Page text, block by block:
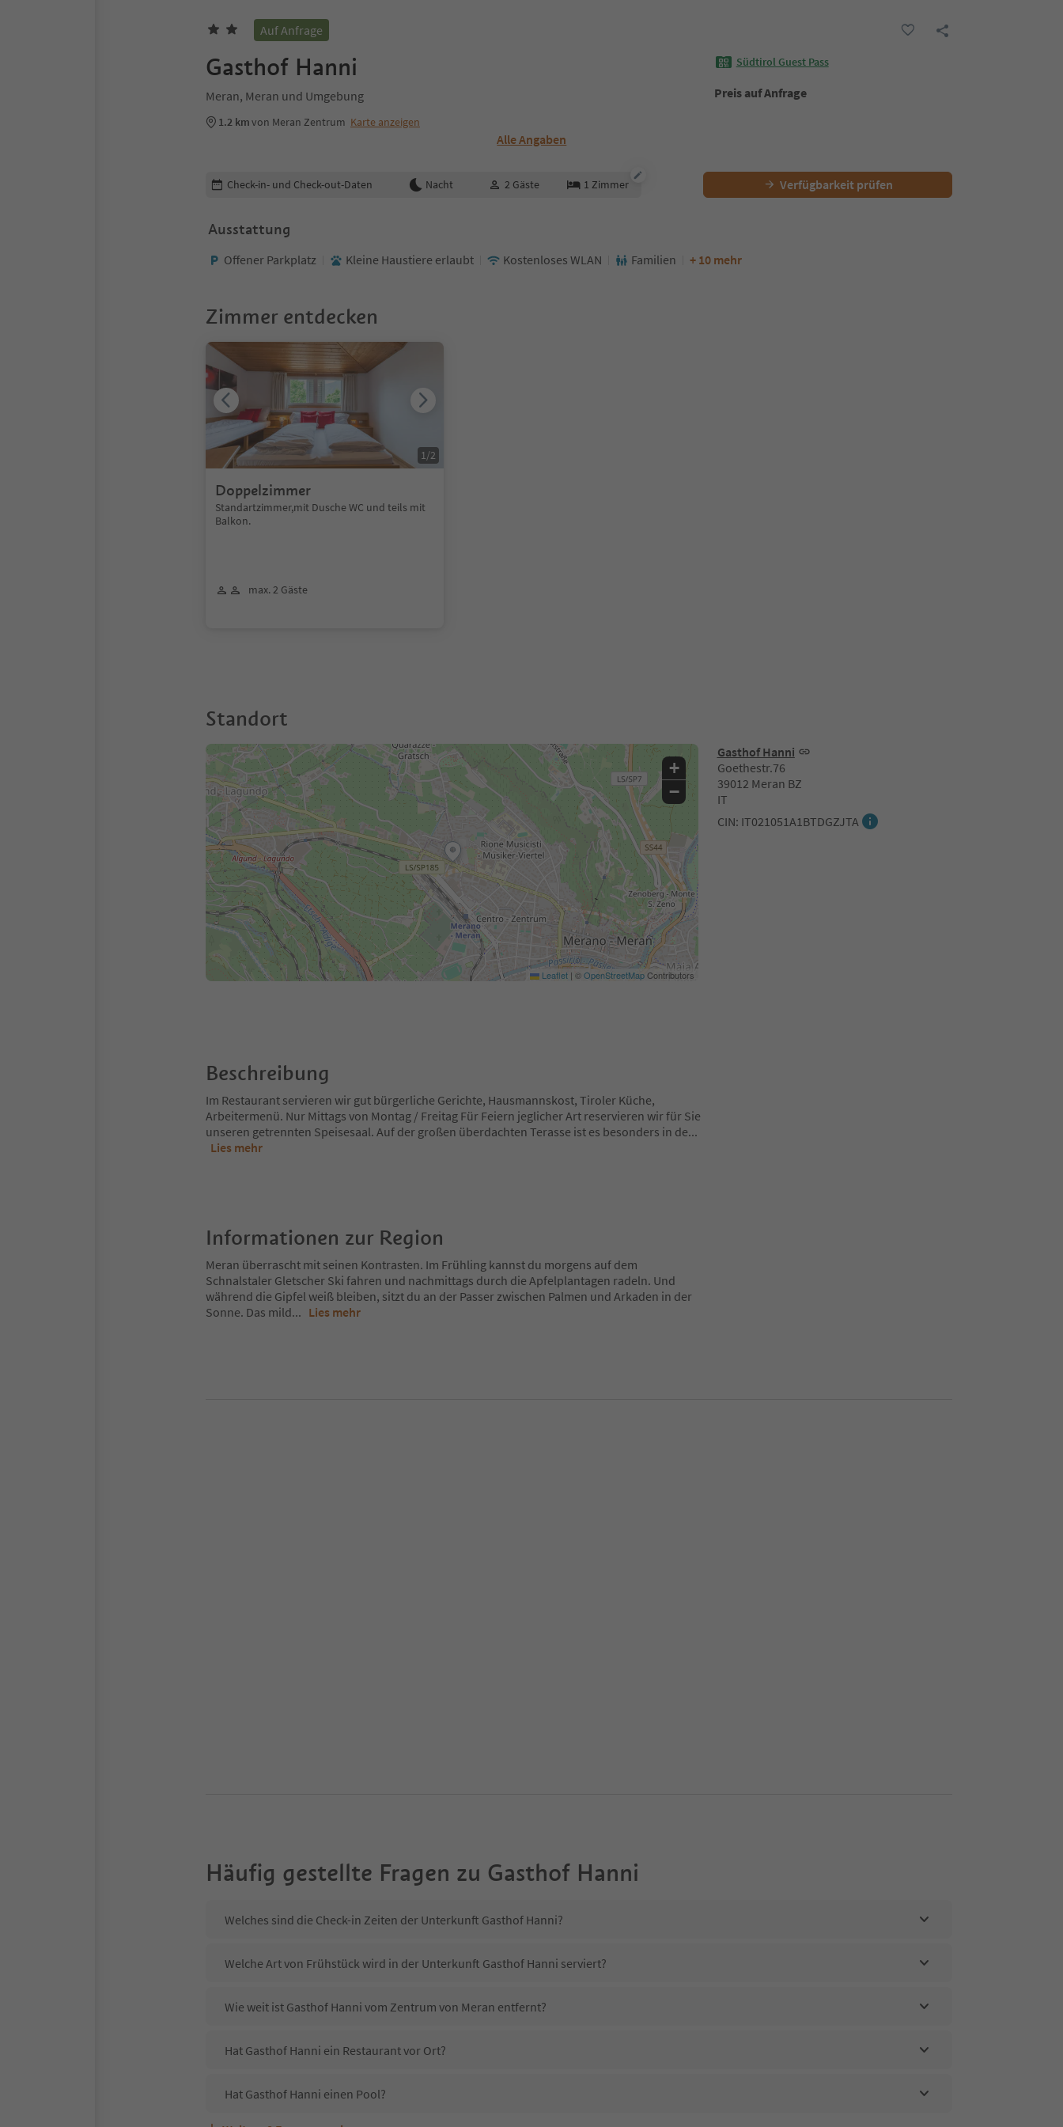
Auf Anfrage
Gasthof Hanni
Meran, Meran und Umgebung
1.2 kmvon Meran Zentrum Karte anzeigen
Alle Angaben
Südtirol Guest Pass
Preis auf Anfrage
Buchungsdetails bearbeiten
Check-in- und Check-out-Daten Nacht 2 Gäste 1 Zimmer Verfügbarkeit prüfen
Ausstattung
Offener Parkplatz Kleine Haustiere erlaubt Kostenloses WLAN Familien + 10 mehr
Zimmer entdecken
Doppelzimmer
Standartzimmer,mit Dusche WC und teils mit
Balkon.
max. 2 Gäste
1/2
Standort
Gasthof Hanni
Goethestr.76
39012 Meran BZ
IT
CIN: IT021051A1BTDGZJTA
+
−
Leaflet | ©OpenStreetMapContributors
Beschreibung
Im Restaurant servieren wir gut bürgerliche Gerichte, Hausmannskost, Tiroler Küche,
Arbeitermenü. Nur Mittags von Montag / Freitag Für Feiern jeglicher Art reservieren wir für Sie
unseren getrennten Speisesaal. Auf der großen überdachten Terasse ist es besonders in de...
Lies mehr
Informationen zur Region
Meran überrascht mit seinen Kontrasten. Im Frühling kannst du morgens auf dem
Schnalstaler Gletscher Ski fahren und nachmittags durch die Apfelplantagen radeln. Und
während die Gipfel weiß bleiben, sitzt du an der Passer zwischen Palmen und Arkaden in der
Sonne. Das mild... Lies mehr
Häufig gestellte Fragen zu Gasthof Hanni
Welches sind die Check-in Zeiten der Unterkunft Gasthof Hanni?
Welche Art von Frühstück wird in der Unterkunft Gasthof Hanni serviert?
Wie weit ist Gasthof Hanni vom Zentrum von Meran entfernt?
Hat Gasthof Hanni ein Restaurant vor Ort?
Hat Gasthof Hanni einen Pool?